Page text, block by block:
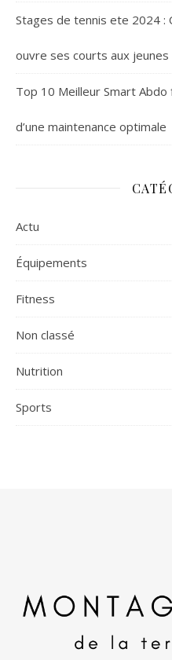
Stages de tennis ete 2024 :
ouvre ses courts aux jeunes
Top 10 Meilleur Smart
d’une maintenance optimale
Actu
Équipements
Fitness
Non classé
Nutrition
Sports